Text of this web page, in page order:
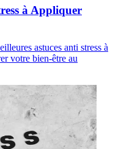
à Appliquer
astuces anti stress à
votre bien-être au